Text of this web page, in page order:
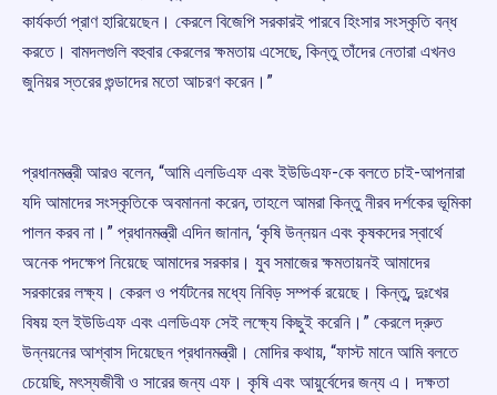
কার্যকর্তা প্রাণ হারিয়েছেন। কেরলে বিজেপি সরকারই পারবে হিংসার সংস্কৃতি বন্ধ
করতে। বামদলগুলি বহুবার কেরলের ক্ষমতায় এসেছে, কিন্তু তাঁদের নেতারা এখনও
জুনিয়র স্তরের গুন্ডাদের মতো আচরণ করেন।”
প্রধানমন্ত্রী আরও বলেন, “আমি এলডিএফ এবং ইউডিএফ-কে বলতে চাই-আপনারা
যদি আমাদের সংস্কৃতিকে অবমাননা করেন, তাহলে আমরা কিন্তু নীরব দর্শকের ভূমিকা
পালন করব না।” প্রধানমন্ত্রী এদিন জানান, ‘কৃষি উন্নয়ন এবং কৃষকদের স্বার্থে
অনেক পদক্ষেপ নিয়েছে আমাদের সরকার। যুব সমাজের ক্ষমতায়নই আমাদের
সরকারের লক্ষ্য। কেরল ও পর্যটনের মধ্যে নিবিড় সম্পর্ক রয়েছে। কিন্তু, দুঃখের
বিষয় হল ইউডিএফ এবং এলডিএফ সেই লক্ষ্যে কিছুই করেনি।” কেরলে দ্রুত
উন্নয়নের আশ্বাস দিয়েছেন প্রধানমন্ত্রী। মোদির কথায়, “ফাস্ট মানে আমি বলতে
চেয়েছি, মৎস্যজীবী ও সারের জন্য এফ। কৃষি এবং আয়ুর্বেদের জন্য এ। দক্ষতা